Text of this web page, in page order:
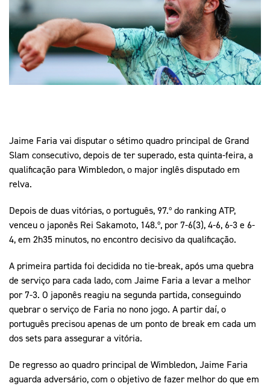
Marketing
Media
Documentos
Contactos
Arquivo Histórico
Educação Olímpica
Educação
Equipa Portugal
Arquivo Histórico
Educação Olímpica
Equipa Portugal
Jaime Faria vai disputar o sétimo quadro principal de Grand
Slam consecutivo, depois de ter superado, esta quinta-feira, a
qualificação para Wimbledon, o major inglês disputado em
relva.
Depois de duas vitórias, o português, 97.º do ranking ATP,
venceu o japonês Rei Sakamoto, 148.º, por 7-6(3), 4-6, 6-3 e 6-
4, em 2h35 minutos, no encontro decisivo da qualificação.
A primeira partida foi decidida no tie-break, após uma quebra
de serviço para cada lado, com Jaime Faria a levar a melhor
por 7-3. O japonês reagiu na segunda partida, conseguindo
quebrar o serviço de Faria no nono jogo. A partir daí, o
português precisou apenas de um ponto de break em cada um
dos sets para assegurar a vitória.
De regresso ao quadro principal de Wimbledon, Jaime Faria
aguarda adversário, com o objetivo de fazer melhor do que em